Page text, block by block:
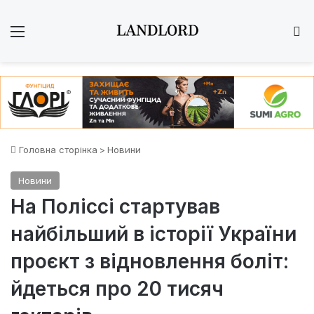
Головна сторінка > Новини
Новини
На Поліссі стартував
найбільший в історії України
проєкт з відновлення боліт:
йдеться про 20 тисяч